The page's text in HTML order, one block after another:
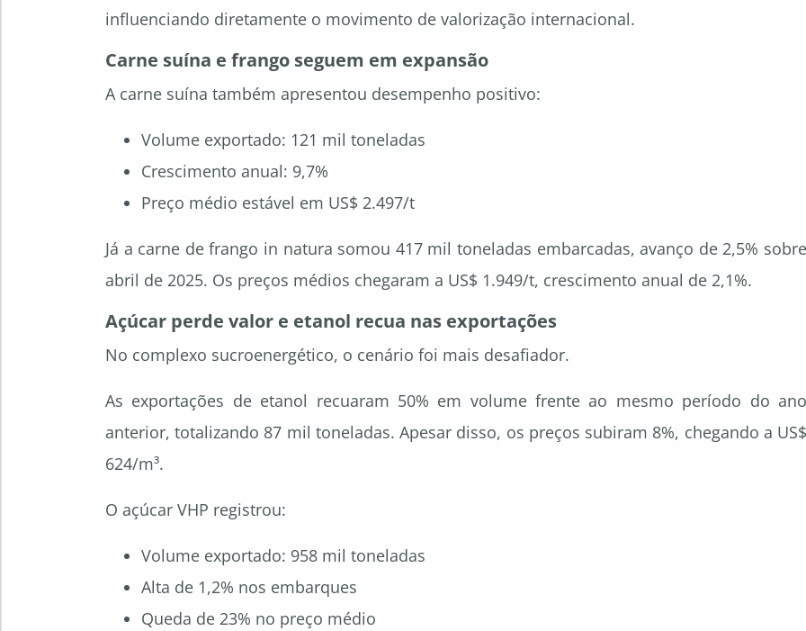
influenciando diretamente o movimento de valorização internacional.
Carne suína e frango seguem em expansão
A carne suína também apresentou desempenho positivo:
Volume exportado: 121 mil toneladas
Crescimento anual: 9,7%
Preço médio estável em US$ 2.497/t
Já a carne de frango in natura somou 417 mil toneladas embarcadas, avanço de 2,5% sobre
abril de 2025. Os preços médios chegaram a US$ 1.949/t, crescimento anual de 2,1%.
Açúcar perde valor e etanol recua nas exportações
No complexo sucroenergético, o cenário foi mais desafiador.
As exportações de etanol recuaram 50% em volume frente ao mesmo período do ano
anterior, totalizando 87 mil toneladas. Apesar disso, os preços subiram 8%, chegando a US$
624/m³.
O açúcar VHP registrou:
Volume exportado: 958 mil toneladas
Alta de 1,2% nos embarques
Queda de 23% no preço médio